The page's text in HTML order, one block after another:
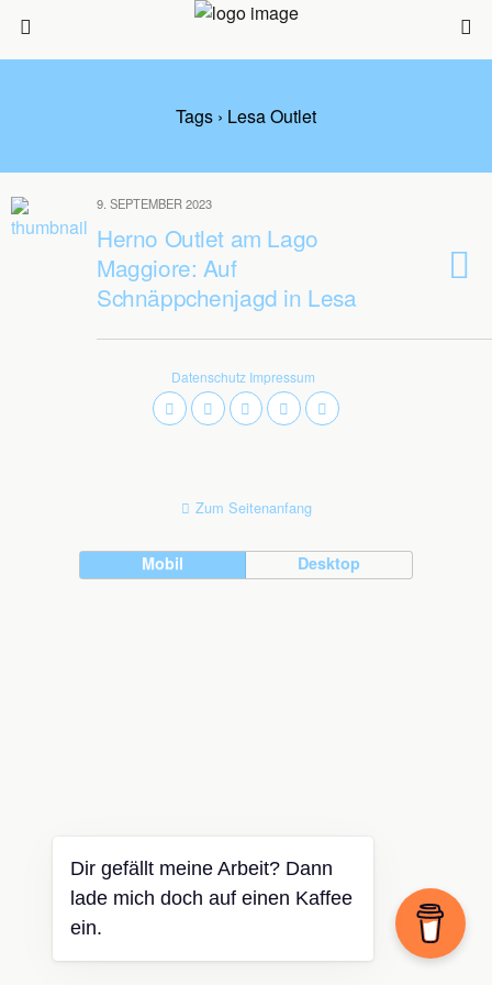
Tags › Lesa Outlet
9. SEPTEMBER 2023
Herno Outlet am Lago
Maggiore: Auf
Schnäppchenjagd in Lesa
Datenschutz Impressum
Zum Seitenanfang
Mobil Desktop
Dir gefällt meine Arbeit? Dann
lade mich doch auf einen Kaffee
ein.